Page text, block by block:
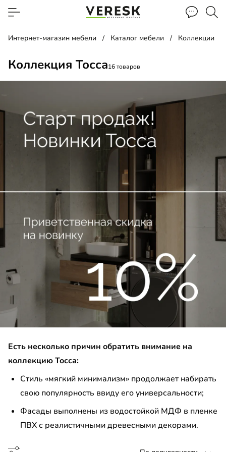
Интернет-магазин мебели Каталог мебели Коллекции
Коллекция Тосса16 товаров
инсталляцией
под стиральную машину
мебели в ванную комнату
ванную комнату
до
до
Есть несколько причин обратить внимание на
коллекцию Тосса:
Стиль «мягкий минимализм» продолжает набирать
свою популярность ввиду его универсальности;
Фасады выполнены из водостойкой МДФ в пленке
ПВХ с реалистичными древесными декорами.